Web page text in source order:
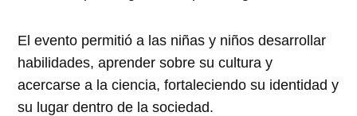
El evento permitió a las niñas y niños desarrollar
habilidades, aprender sobre su cultura y
acercarse a la ciencia, fortaleciendo su identidad y
su lugar dentro de la sociedad.